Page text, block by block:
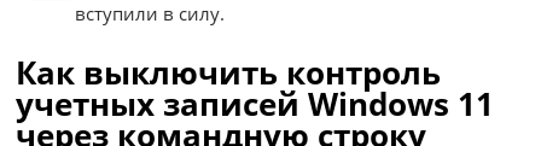
вступили в силу.
Как выключить контроль
учетных записей Windows 11
через командную строку